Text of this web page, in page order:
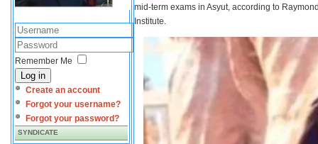
Remember Me
Log in
Create an account
Forgot your username?
Forgot your password?
SYNDICATE
mid-term exams in Asyut, according to
Institute.